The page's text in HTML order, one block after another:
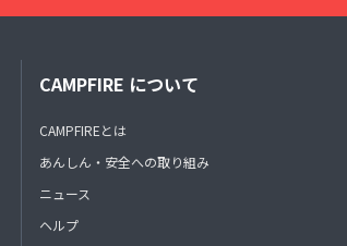
CAMPFIRE について
CAMPFIREとは
あんしん・安全への取り組み
ニュース
ヘルプ